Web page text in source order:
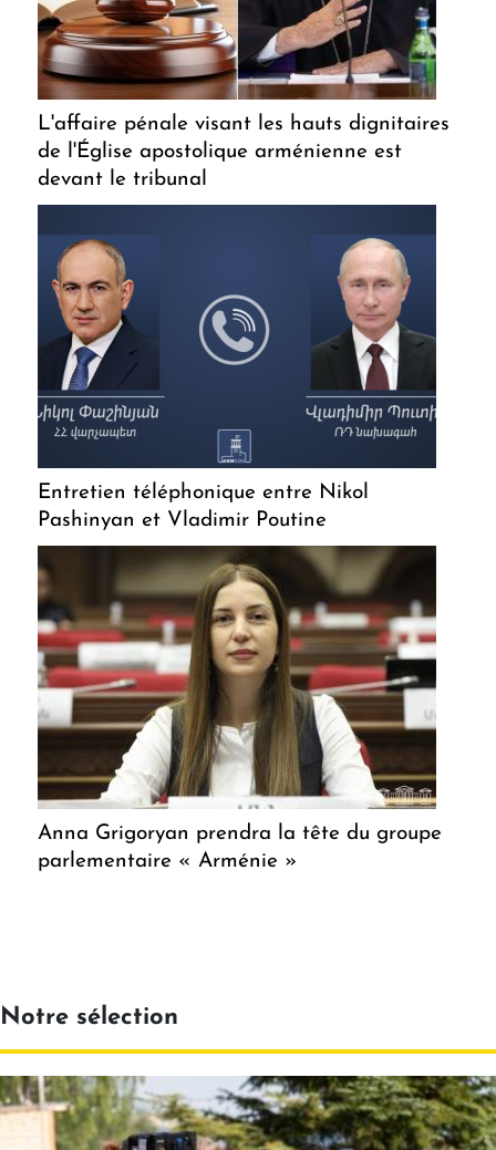
L'affaire pénale visant les hauts dignitaires
de l'Église apostolique arménienne est
devant le tribunal
Entretien téléphonique entre Nikol
Pashinyan et Vladimir Poutine
Anna Grigoryan prendra la tête du groupe
parlementaire « Arménie »
Notre sélection